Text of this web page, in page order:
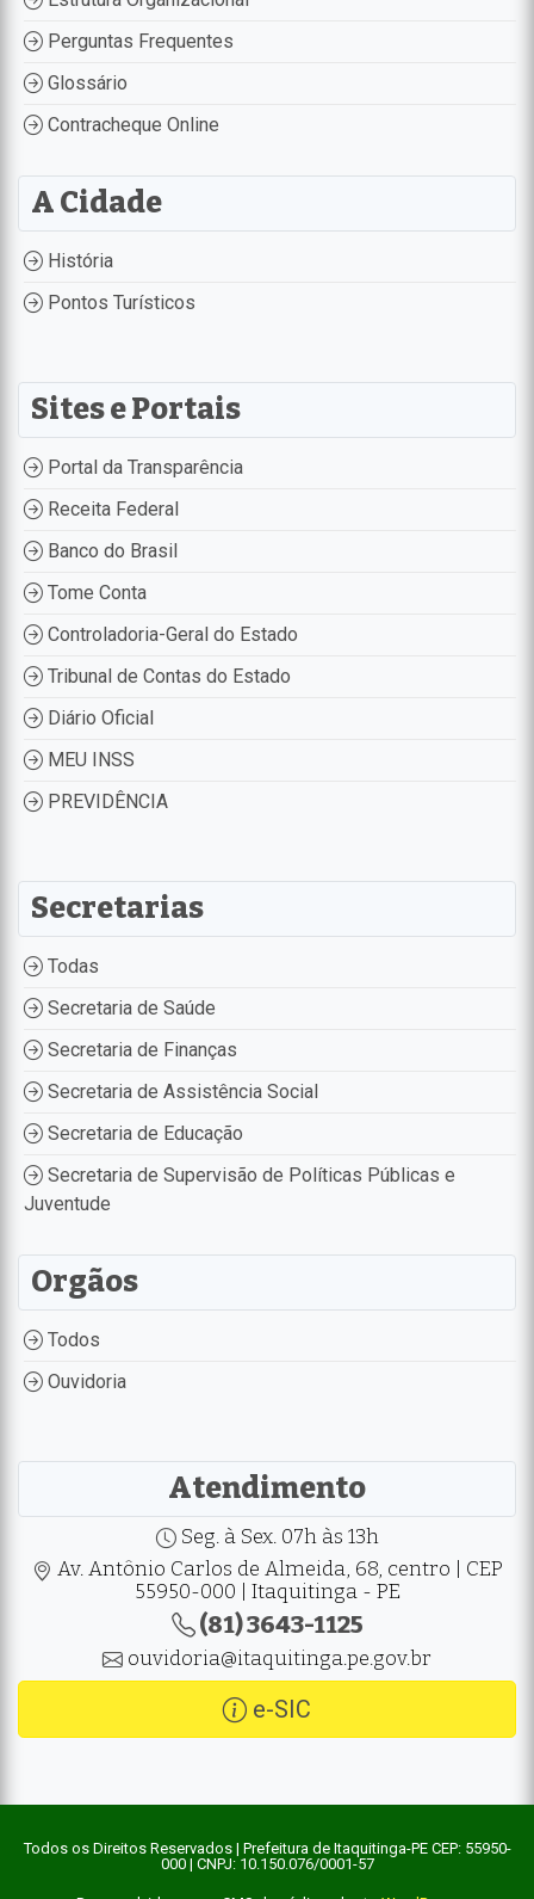
Perguntas Frequentes
Glossário
Contracheque Online
A Cidade
História
Pontos Turísticos
Sites e Portais
Portal da Transparência
Receita Federal
Banco do Brasil
Tome Conta
Controladoria-Geral do Estado
Tribunal de Contas do Estado
Diário Oficial
MEU INSS
PREVIDÊNCIA
Secretarias
Todas
Secretaria de Saúde
Secretaria de Finanças
Secretaria de Assistência Social
Secretaria de Educação
Secretaria de Supervisão de Políticas Públicas e
Juventude
Orgãos
Todos
Ouvidoria
Atendimento
Seg. à Sex. 07h às 13h
Av. Antônio Carlos de Almeida, 68, centro | CEP
55950-000 | Itaquitinga - PE
(81) 3643-1125
ouvidoria@itaquitinga.pe.gov.br
e-SIC
Todos os Direitos Reservados | Prefeitura de Itaquitinga-PE CEP: 55950-
000 | CNPJ: 10.150.076/0001-57